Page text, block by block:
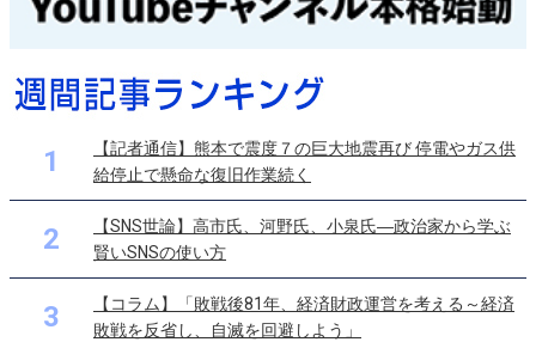
1
【記者通信】熊本で震度７の巨大地震再び 停電やガス供
給停止で懸命な復旧作業続く
2
【SNS世論】高市氏、河野氏、小泉氏―政治家から学ぶ
賢いSNSの使い方
3
【コラム】「敗戦後81年、経済財政運営を考える～経済
敗戦を反省し、自滅を回避しよう」